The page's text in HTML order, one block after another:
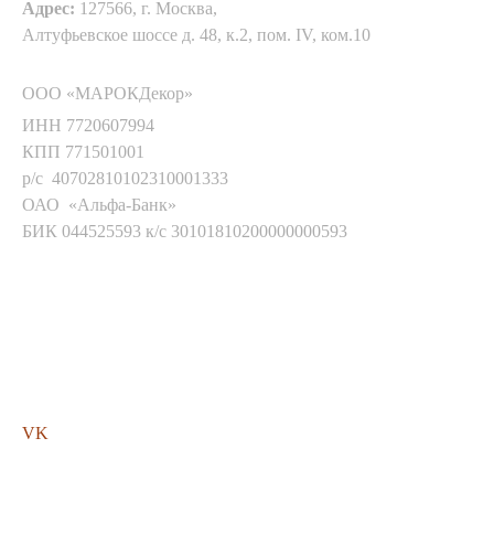
Адрес: 127566, г. Москва,
Алтуфьевское шоссе д. 48, к.2, пом. IV, ком.10
ООО «МАРОКДекор»
ИНН 7720607994
КПП 771501001
р/с 40702810102310001333
ОАО «Альфа-Банк»
БИК 044525593 к/с 30101810200000000593
VK